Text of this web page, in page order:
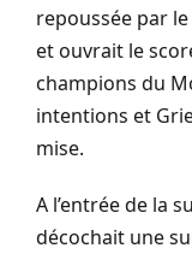
repoussée par
et ouvrait le
champions du
intentions et
mise.
A l’entrée de la
décochait une